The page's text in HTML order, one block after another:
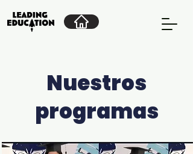
Nuestros
programas